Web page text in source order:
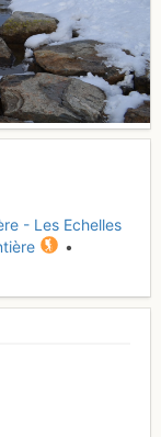
- Les Echelles
•